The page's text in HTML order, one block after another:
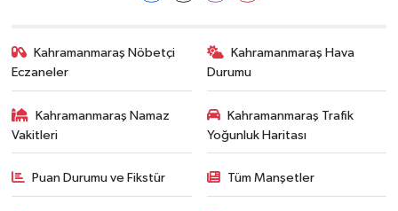
Kahramanmaraş Nöbetçi
Eczaneler
Kahramanmaraş Hava
Durumu
Kahramanmaraş Namaz
Vakitleri
Kahramanmaraş Trafik
Yoğunluk Haritası
Puan Durumu ve Fikstür Tüm Manşetler